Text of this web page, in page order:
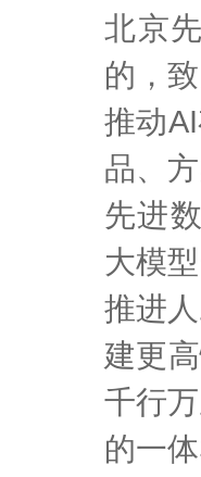
北京
的，
推动
品、
先进
大模
推进
建更
千行
的一